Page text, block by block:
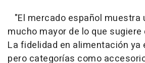
"El mercado español muestra
mucho mayor de lo que
La fidelidad en alimentación ya
pero categorías como